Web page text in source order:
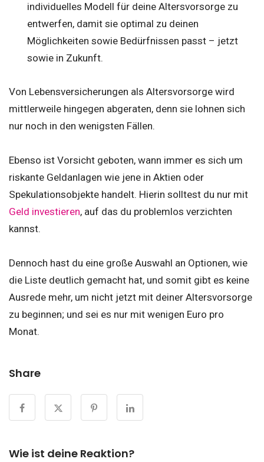
individuelles Modell für deine Altersvorsorge zu
entwerfen, damit sie optimal zu deinen
Möglichkeiten sowie Bedürfnissen passt – jetzt
sowie in Zukunft.
Von Lebensversicherungen als Altersvorsorge wird
mittlerweile hingegen abgeraten, denn sie lohnen sich
nur noch in den wenigsten Fällen.
Ebenso ist Vorsicht geboten, wann immer es sich um
riskante Geldanlagen wie jene in Aktien oder
Spekulationsobjekte handelt. Hierin solltest du nur mit
Geld investieren, auf das du problemlos verzichten
kannst.
Dennoch hast du eine große Auswahl an Optionen, wie
die Liste deutlich gemacht hat, und somit gibt es keine
Ausrede mehr, um nicht jetzt mit deiner Altersvorsorge
zu beginnen; und sei es nur mit wenigen Euro pro
Monat.
Share
Wie ist deine Reaktion?